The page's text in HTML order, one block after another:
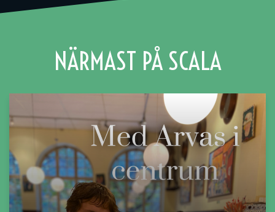
NÄRMAST PÅ SCALA